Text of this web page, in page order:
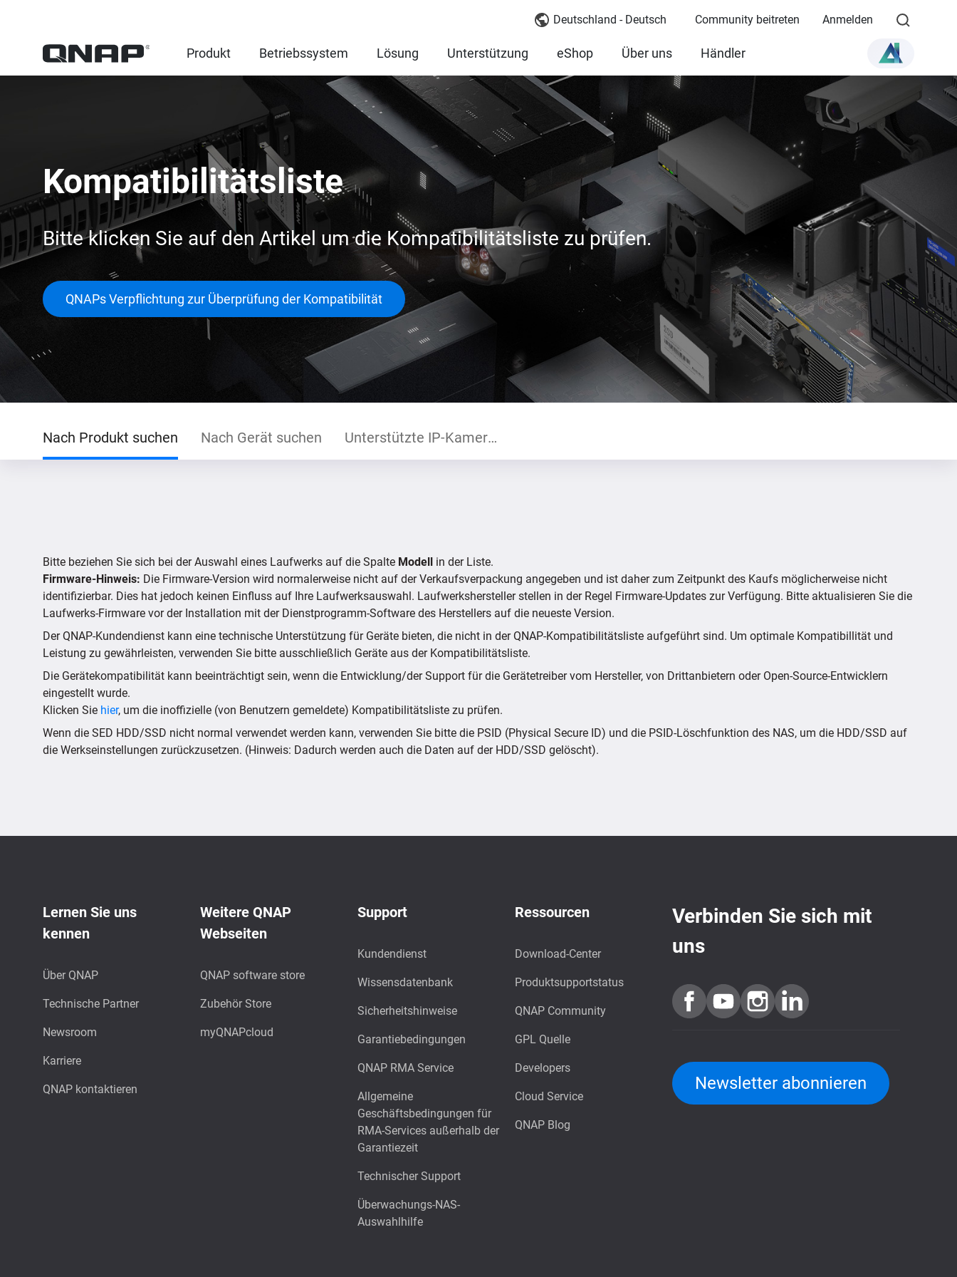
Deutschland - Deutsch Community beitreten Anmelden
Produkt Betriebssystem Lösung Unterstützung eShop Über uns Händler
Kompatibilitätsliste
Bitte klicken Sie auf den Artikel um die Kompatibilitätsliste zu prüfen.
QNAPs Verpflichtung zur Überprüfung der Kompatibilität
Nach Produkt suchen Nach Gerät suchen Unterstützte IP-Kameras
Bitte beziehen Sie sich bei der Auswahl eines Laufwerks auf die Spalte Modell
in der Liste.
Firmware-Hinweis: Die Firmware-Version wird normalerweise nicht auf der Verkaufsverpackung angegeben und ist daher zum Zeitpunkt des Kaufs möglicherweise nicht
identifizierbar. Dies hat jedoch keinen Einfluss auf Ihre Laufwerksauswahl. Laufwerkshersteller stellen in der Regel Firmware-Updates zur Verfügung. Bitte aktualisieren Sie die
Laufwerks-Firmware vor der Installation mit der Dienstprogramm-Software des Herstellers auf die neueste Version.
Der QNAP-Kundendienst kann eine technische Unterstützung für Geräte bieten, die nicht in der QNAP-Kompatibilitätsliste aufgeführt sind. Um optimale Kompatibillität und
Leistung zu gewährleisten, verwenden Sie bitte ausschließlich Geräte aus der Kompatibilitätsliste.
Die Gerätekompatibilität kann beeinträchtigt sein, wenn die Entwicklung/der Support für die Gerätetreiber vom Hersteller, von Drittanbietern oder Open-Source-Entwicklern
eingestellt wurde.
Klicken Sie hier, um die inoffizielle (von Benutzern gemeldete) Kompatibilitätsliste zu prüfen.
Wenn die SED HDD/SSD nicht normal verwendet werden kann, verwenden Sie bitte die PSID (Physical Secure ID) und die PSID-Löschfunktion des NAS, um die HDD/SSD auf
die Werkseinstellungen zurückzusetzen. (Hinweis: Dadurch werden auch die Daten auf der HDD/SSD gelöscht).
Lernen Sie uns
kennen
Über QNAP
Technische Partner
Newsroom
Karriere
QNAP kontaktieren
Weitere QNAP
Webseiten
QNAP software store
Zubehör Store
myQNAPcloud
Support
Kundendienst
Wissensdatenbank
Sicherheitshinweise
Garantiebedingungen
QNAP RMA Service
Allgemeine
Geschäftsbedingungen für
RMA-Services außerhalb der
Garantiezeit
Technischer Support
Überwachungs-NAS-
Auswahlhilfe
Ressourcen
Download-Center
Produktsupportstatus
QNAP Community
GPL Quelle
Developers
Cloud Service
QNAP Blog
Verbinden Sie sich mit
uns
Newsletter abonnieren